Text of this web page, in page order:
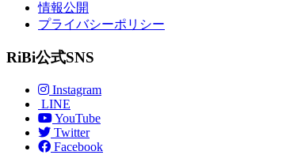
情報公開
プライバシーポリシー
RiBi公式SNS
Instagram
LINE
YouTube
Twitter
Facebook